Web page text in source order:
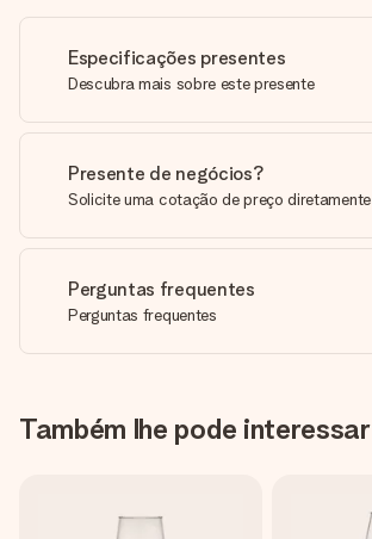
Especificações presentes
Descubra mais sobre este presente
Presente de negócios?
Solicite uma cotação de preço diretamente
Perguntas frequentes
Perguntas frequentes
Também lhe pode interessar